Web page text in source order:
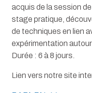
acquis de la session
stage pratique,
de techniques en lien
expérimentation
Durée : 6 à 8 jours.
Lien vers notre site